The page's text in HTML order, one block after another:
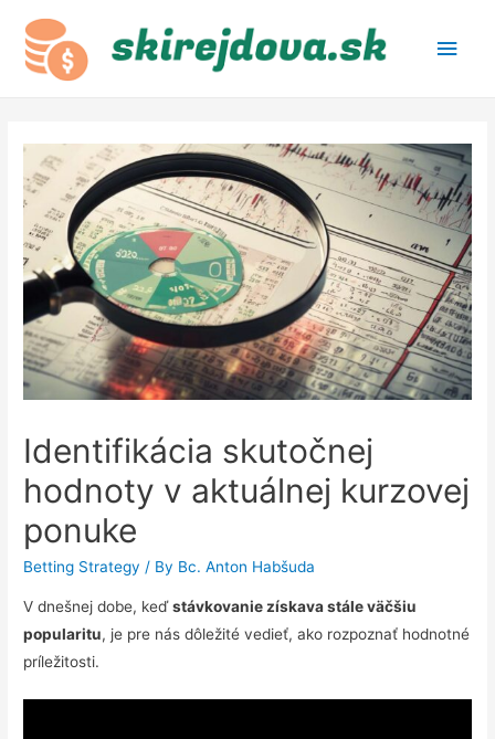
Main
Identifikácia skutočnej
hodnoty v aktuálnej kurzovej
ponuke
Betting Strategy / By Bc. Anton Habšuda
V dnešnej dobe, keďstávkovanie získava stále väčšiu
popularitu, je pre nás dôležité vedieť, ako rozpoznať hodnotné
príležitosti.